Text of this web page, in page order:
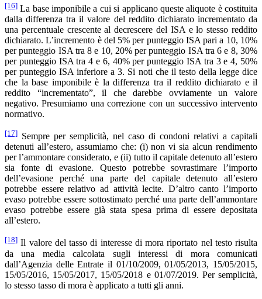
[16] La base imponibile a cui si applicano queste aliquote è costituita
dalla differenza tra il valore del reddito dichiarato incrementato da
una percentuale crescente al decrescere del ISA e lo stesso reddito
dichiarato. L’incremento è del 5% per punteggio ISA pari a 10, 10%
per punteggio ISA tra 8 e 10, 20% per punteggio ISA tra 6 e 8, 30%
per punteggio ISA tra 4 e 6, 40% per punteggio ISA tra 3 e 4, 50%
per punteggio ISA inferiore a 3. Si noti che il testo della legge dice
che la base imponibile è la differenza tra il reddito dichiarato e il
reddito “incrementato”, il che darebbe ovviamente un valore
negativo. Presumiamo una correzione con un successivo intervento
normativo.
[17] Sempre per semplicità, nel caso di condoni relativi a capitali
detenuti all’estero, assumiamo che: (i) non vi sia alcun rendimento
per l’ammontare considerato, e (ii) tutto il capitale detenuto all’estero
sia fonte di evasione. Questo potrebbe sovrastimare l’importo
dell’evasione perché una parte del capitale detenuto all’estero
potrebbe essere relativo ad attività lecite. D’altro canto l’importo
evaso potrebbe essere sottostimato perché una parte dell’ammontare
evaso potrebbe essere già stata spesa prima di essere depositata
all’estero.
[18] Il valore del tasso di interesse di mora riportato nel testo risulta
da una media calcolata sugli interessi di mora comunicati
dall’Agenzia delle Entrate il 01/10/2009, 01/05/2013, 15/05/2015,
15/05/2016, 15/05/2017, 15/05/2018 e 01/07/2019. Per semplicità,
lo stesso tasso di mora è applicato a tutti gli anni.